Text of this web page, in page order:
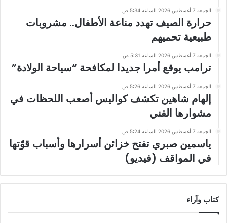
الجمعة 7 أغسطس 2026 الساعة 5:34 ص
حرارة الصيف تهدد مناعة الأطفال.. مشروبات
طبيعية تحميهم
الجمعة 7 أغسطس 2026 الساعة 5:31 ص
ترامب يوقع أمرا جديدا لمكافحة “سياحة الولادة”
الجمعة 7 أغسطس 2026 الساعة 5:26 ص
إلهام شاهين تكشف كواليس أصعب اللحظات في
مشوارها الفني
الجمعة 7 أغسطس 2026 الساعة 5:24 ص
ياسمين صبري تفتح خزائن أسرارها وأسباب قوّتها
في المواقف (فيديو)
كتاب وآراء